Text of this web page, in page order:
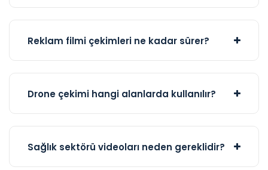
Reklam filmi çekimleri ne kadar sürer?
Drone çekimi hangi alanlarda kullanılır?
Sağlık sektörü videoları neden gereklidir?